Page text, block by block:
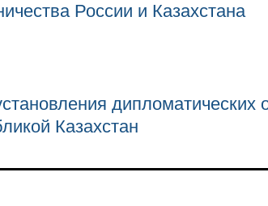
России и Казахстана
Казахстан